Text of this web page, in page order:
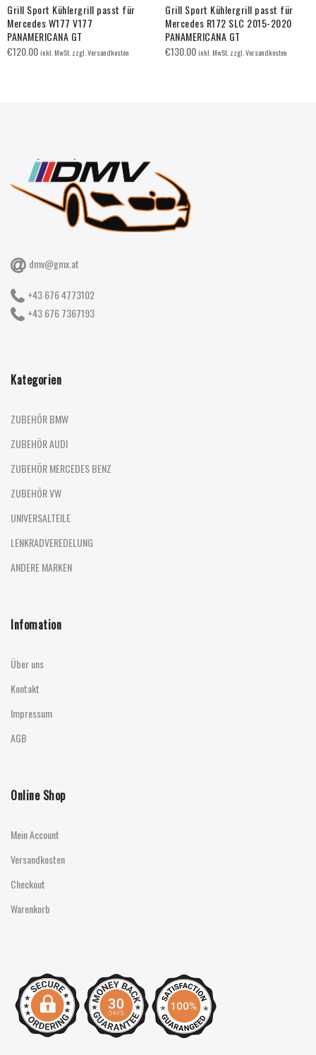
Grill Sport Kühlergrill passt für
Mercedes W177 V177
PANAMERICANA GT
€120.00inkl. MwSt. zzgl. Versandkosten
Grill Sport Kühlergrill passt für
Mercedes R172 SLC 2015-2020
PANAMERICANA GT
€130.00inkl. MwSt. zzgl. Versandkosten
dmv@gmx.at
+43 676 4773102
+43 676 7367193
Kategorien
ZUBEHÖR BMW
ZUBEHÖR AUDI
ZUBEHÖR MERCEDES BENZ
ZUBEHÖR VW
UNIVERSALTEILE
LENKRADVEREDELUNG
ANDERE MARKEN
Infomation
Über uns
Kontakt
Impressum
AGB
Online Shop
Mein Account
Versandkosten
Checkout
Warenkorb